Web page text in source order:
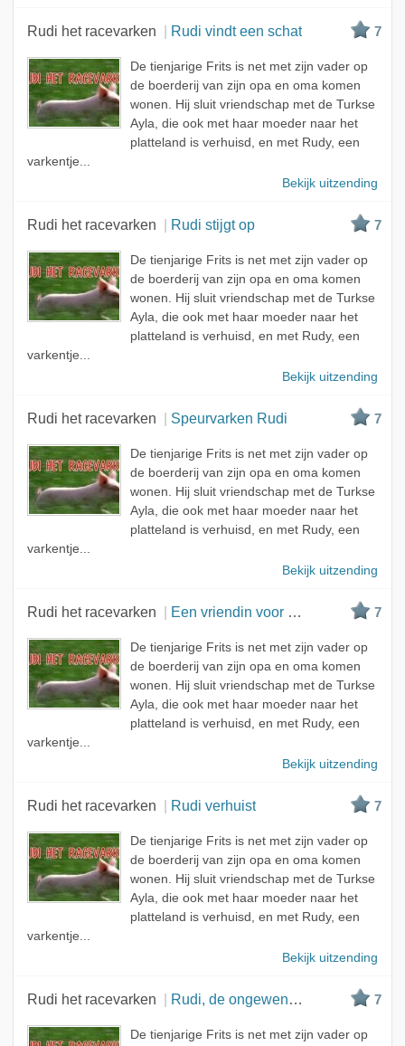
Rudi het racevarken Rudi vindt een schat 7
De tienjarige Frits is net met zijn vader op
de boerderij van zijn opa en oma komen
wonen. Hij sluit vriendschap met de Turkse
Ayla, die ook met haar moeder naar het
platteland is verhuisd, en met Rudy, een
varkentje...
Bekijk uitzending
Rudi het racevarken Rudi stijgt op 7
De tienjarige Frits is net met zijn vader op
de boerderij van zijn opa en oma komen
wonen. Hij sluit vriendschap met de Turkse
Ayla, die ook met haar moeder naar het
platteland is verhuisd, en met Rudy, een
varkentje...
Bekijk uitzending
Rudi het racevarken Speurvarken Rudi 7
De tienjarige Frits is net met zijn vader op
de boerderij van zijn opa en oma komen
wonen. Hij sluit vriendschap met de Turkse
Ayla, die ook met haar moeder naar het
platteland is verhuisd, en met Rudy, een
varkentje...
Bekijk uitzending
Rudi het racevarken Een vriendin voor Rudi 7
De tienjarige Frits is net met zijn vader op
de boerderij van zijn opa en oma komen
wonen. Hij sluit vriendschap met de Turkse
Ayla, die ook met haar moeder naar het
platteland is verhuisd, en met Rudy, een
varkentje...
Bekijk uitzending
Rudi het racevarken Rudi verhuist 7
De tienjarige Frits is net met zijn vader op
de boerderij van zijn opa en oma komen
wonen. Hij sluit vriendschap met de Turkse
Ayla, die ook met haar moeder naar het
platteland is verhuisd, en met Rudy, een
varkentje...
Bekijk uitzending
Rudi het racevarken Rudi, de ongewenste passagier 7
De tienjarige Frits is net met zijn vader op